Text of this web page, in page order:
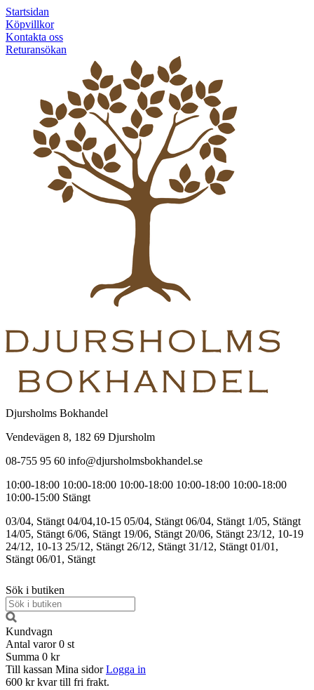
Startsidan
Köpvillkor
Kontakta oss
Returansökan
Djursholms Bokhandel
Vendevägen 8, 182 69 Djursholm
08-755 95 60 info@djursholmsbokhandel.se
10:00-18:00 10:00-18:00 10:00-18:00 10:00-18:00 10:00-18:00
10:00-15:00 Stängt
03/04, Stängt 04/04,10-15 05/04, Stängt 06/04, Stängt 1/05, Stängt
14/05, Stängt 6/06, Stängt 19/06, Stängt 20/06, Stängt 23/12, 10-19
24/12, 10-13 25/12, Stängt 26/12, Stängt 31/12, Stängt 01/01,
Stängt 06/01, Stängt
Sök i butiken
Kundvagn
Antal varor 0 st
Summa 0 kr
Till kassan Mina sidor Logga in
600 kr kvar till fri frakt.